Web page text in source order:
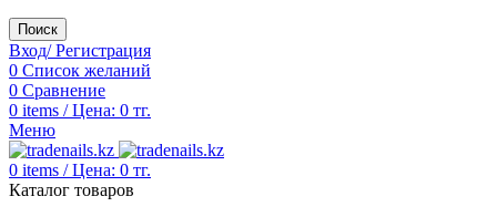
Поиск
Вход/ Регистрация
0 Список желаний
0 Сравнение
0 items / Цена: 0 тг.
Меню
0 items / Цена: 0 тг.
Каталог товаров